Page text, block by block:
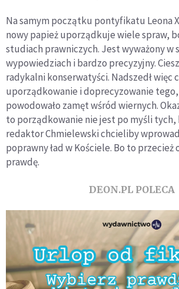
Na samym początku pontyfikatu Leona
nowy papież uporządkuje wiele spraw,
studiach prawniczych. Jest wyważony w
wypowiedziach i bardzo precyzyjny.
radykalni konserwatyści. Nadszedł więc
uporządkowanie i doprecyzowanie
powodowało zamęt wśród wiernych.
to porządkowanie nie jest po myśli
redaktor Chmielewski chcieliby
poprawny ład w Kościele. Bo to przecież
prawdę.
DEON.PL POLECA